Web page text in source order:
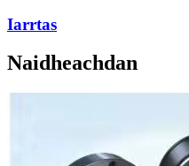
Iarrtas
Naidheachdan